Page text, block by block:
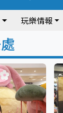
玩樂情報